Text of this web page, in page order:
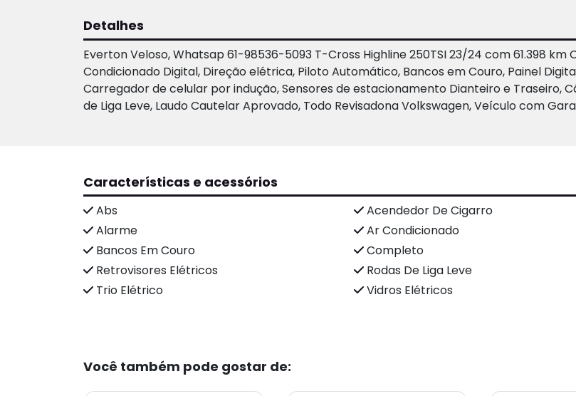
Detalhes
Everton Veloso, Whatsap 61-98536-5093 T-Cross Highline 250TSI 23/24 com 61.398 km
Condicionado Digital, Direção elétrica, Piloto Automático, Bancos em Couro, Painel
Carregador de celular por indução, Sensores de estacionamento Dianteiro e Traseiro,
de Liga Leve, Laudo Cautelar Aprovado, Todo Revisadona Volkswagen, Veículo com
Características e acessórios
Abs Acendedor De Cigarro
Alarme
Ar Condicionado
Bancos Em Couro
Completo
Retrovisores Elétricos
Rodas De Liga Leve
Trio Elétrico
Vidros Elétricos
Você também pode gostar de: